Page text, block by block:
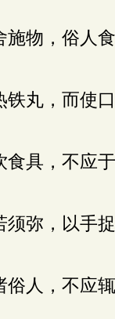
施物，俗人食
丸，而使
食具，不应于
弥，以手
人，不应辄